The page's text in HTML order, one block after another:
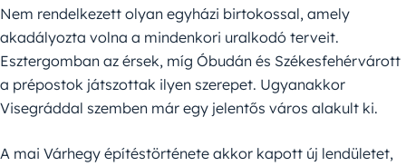
Nem rendelkezett olyan egyházi birtokossal, amely
akadályozta volna a mindenkori uralkodó terveit.
Esztergomban az érsek, míg Óbudán és Székesfehérvárott
a prépostok játszottak ilyen szerepet. Ugyanakkor
Visegráddal szemben már egy jelentős város alakult ki.
A mai Várhegy építéstörténete akkor kapott új lendületet,